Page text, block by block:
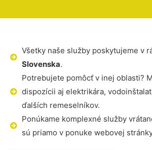
Všetky naše služby poskytujeme v
Slovenska.
Potrebujete pomôcť v inej oblasti?
dispozícii aj elektrikára,
ďalších remeselníkov.
Ponúkame komplexné služby
sú priamo v ponuke webovej